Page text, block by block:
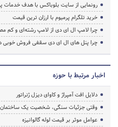
رونمایی از سایت بلوباکس با هدف خدمات
خرید تلگرام پرمیوم با ارزان ترین قیمت
چرا لامپ ال ای دی از لامپ رشته‌ای و کم
چرا پنل های ال ای دی سقفی فروش خوبی
اخبار مرتبط با حوزه
دلایل افت آمپراژ و کاوای دیزل ژنراتور
وقتی جزئیات سنگی، شخصیت یک ساختمان
عوامل موثر بر قیمت لوله گالوانیزه